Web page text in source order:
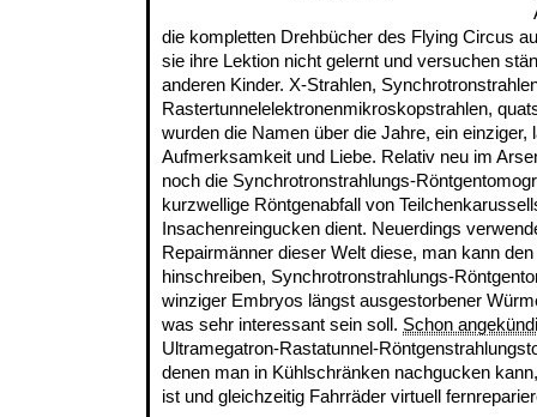
die kompletten Drehbücher des Flying Circus
sie ihre Lektion nicht gelernt und versuchen
anderen Kinder. X-Strahlen,
Rastertunnelelektronenmikroskopstrahlen,
wurden die Namen über die Jahre, ein einziger,
Aufmerksamkeit und Liebe. Relativ neu im
noch die Synchrotronstrahlungs-
kurzwellige Röntgenabfall von
Insachenreingucken dient. Neuerdings
Repairmänner dieser Welt diese, man kann
hinschreiben, Synchrotronstrahlungs-
winziger Embryos längst ausgestorbener
was sehr interessant sein soll. Schon
Ultramegatron-Rastatunnel-
denen man in Kühlschränken nachgucken
ist und gleichzeitig Fahrräder virtuell